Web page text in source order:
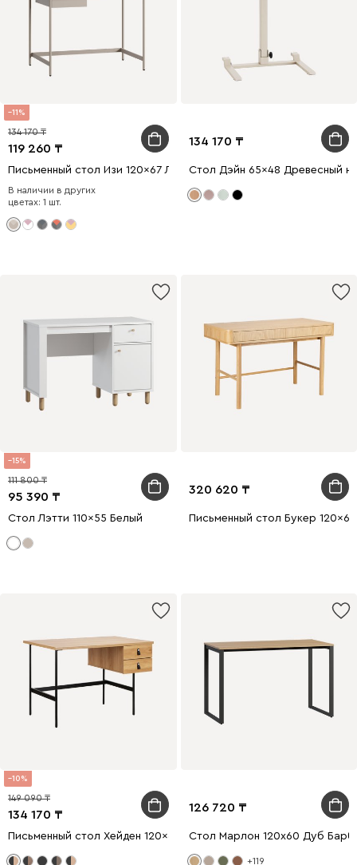
11
119 260
134 170
Письменный стол Изи 120x67 Латте
В наличии в других
цветах: 1 шт.
134 170
Стол Дэйн 65x48 Древесный
15
95 390
111 800
Стол Лэтти 110x55 Белый
320 620
Письменный стол Букер
10
134 170
149 090
Письменный стол Хейден 120x60 Древесный натуральный/
126 720
Стол Марлон 120х60 Дуб
+119